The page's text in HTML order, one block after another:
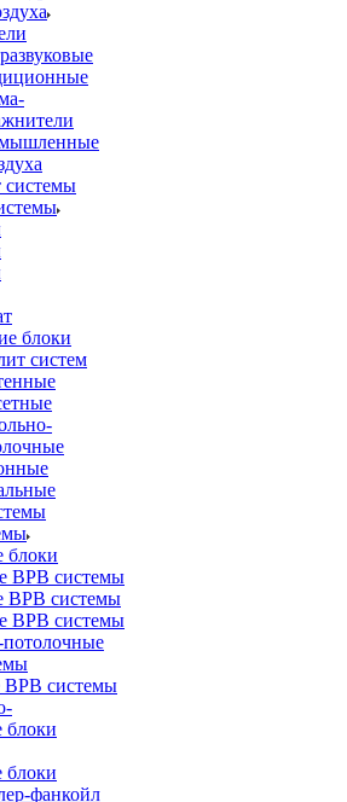
блоки
систем
блоки
ВРВ системы
ВРВ системы
ВРВ системы
ВРВ системы
блоки